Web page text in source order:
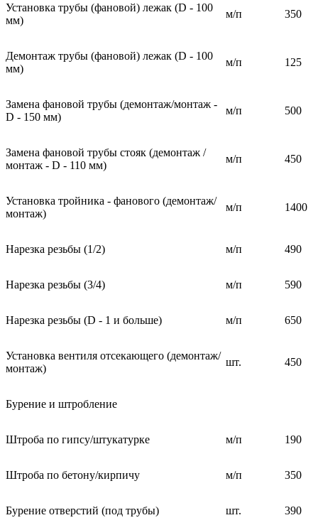
Установка трубы (фановой) лежак (D - 100
мм)
м/п 350
Демонтаж трубы (фановой) лежак (D - 100
мм)
м/п 125
Замена фановой трубы (демонтаж/монтаж -
D - 150 мм)
м/п 500
Замена фановой трубы стояк (демонтаж /
монтаж - D - 110 мм)
м/п 450
Установка тройника - фанового (демонтаж/
монтаж)
м/п 1400
Нарезка резьбы (1/2) м/п 490
Нарезка резьбы (3/4) м/п 590
Нарезка резьбы (D - 1 и больше) м/п 650
Установка вентиля отсекающего (демонтаж/
монтаж)
шт. 450
Бурение и штробление
Штроба по гипсу/штукатурке м/п 190
Штроба по бетону/кирпичу м/п 350
Бурение отверстий (под трубы) шт. 390